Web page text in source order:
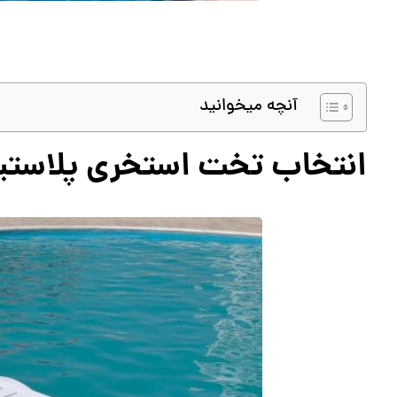
آنچه میخوانید
انتخاب تخت استخری